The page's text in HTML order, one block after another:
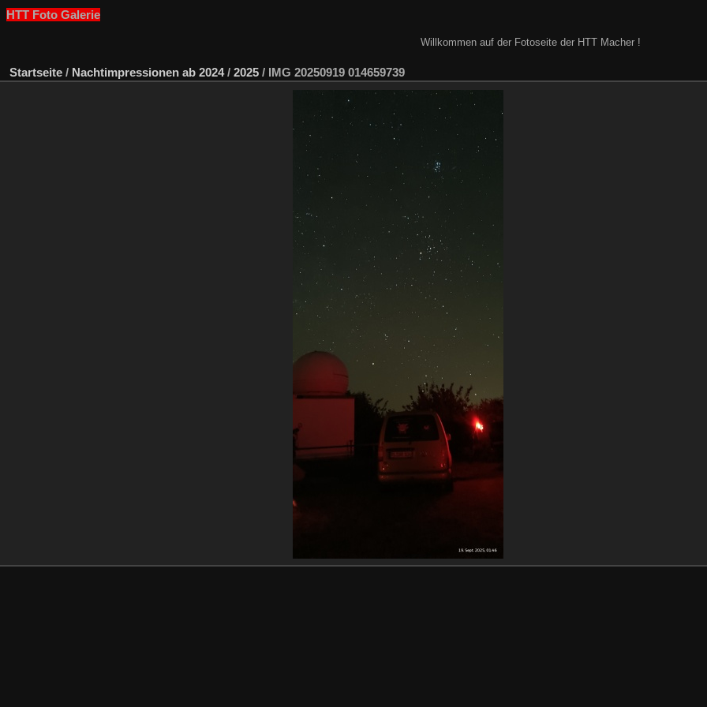
HTT Foto Galerie
Willkommen auf der Fotoseite der HTT Macher !
Startseite / Nachtimpressionen ab 2024/ 2025 / IMG 20250919 014659739